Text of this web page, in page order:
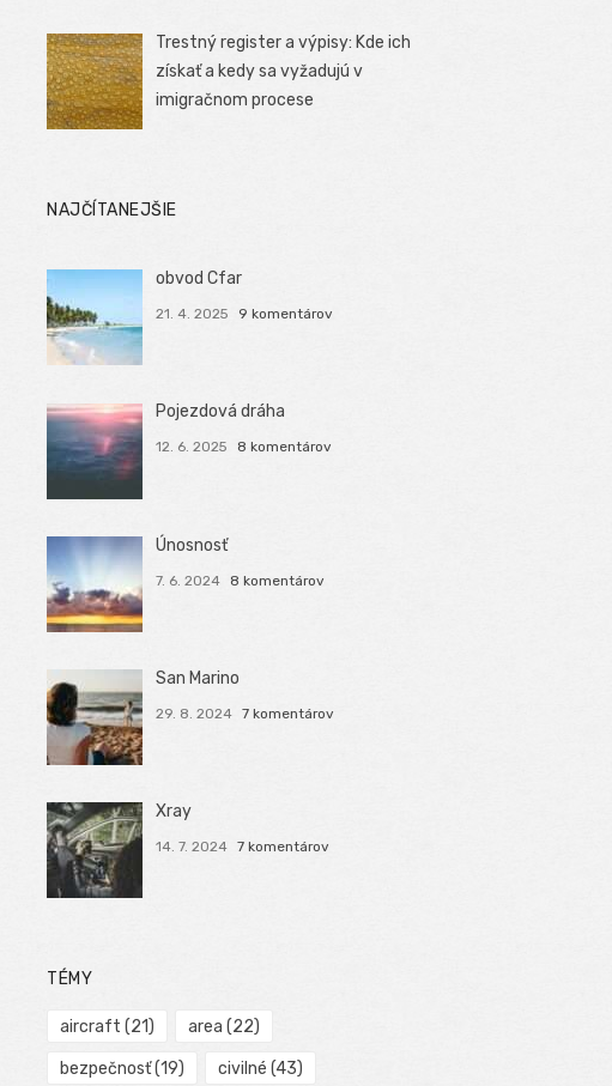
Trestný register a výpisy: Kde ich
získať a kedy sa vyžadujú v
imigračnom procese
NAJČÍTANEJŠIE
obvod Cfar
21. 4. 2025 9 komentárov
Pojezdová dráha
12. 6. 2025 8 komentárov
Únosnosť
7. 6. 2024 8 komentárov
San Marino
29. 8. 2024 7 komentárov
Xray
14. 7. 2024 7 komentárov
TÉMY
aircraft (21) area (22)
bezpečnosť(19) civilné (43)